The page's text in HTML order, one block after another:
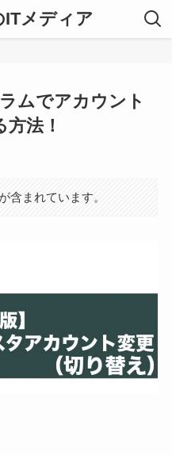
メディア
ムでアカウント
法！
含まれています。